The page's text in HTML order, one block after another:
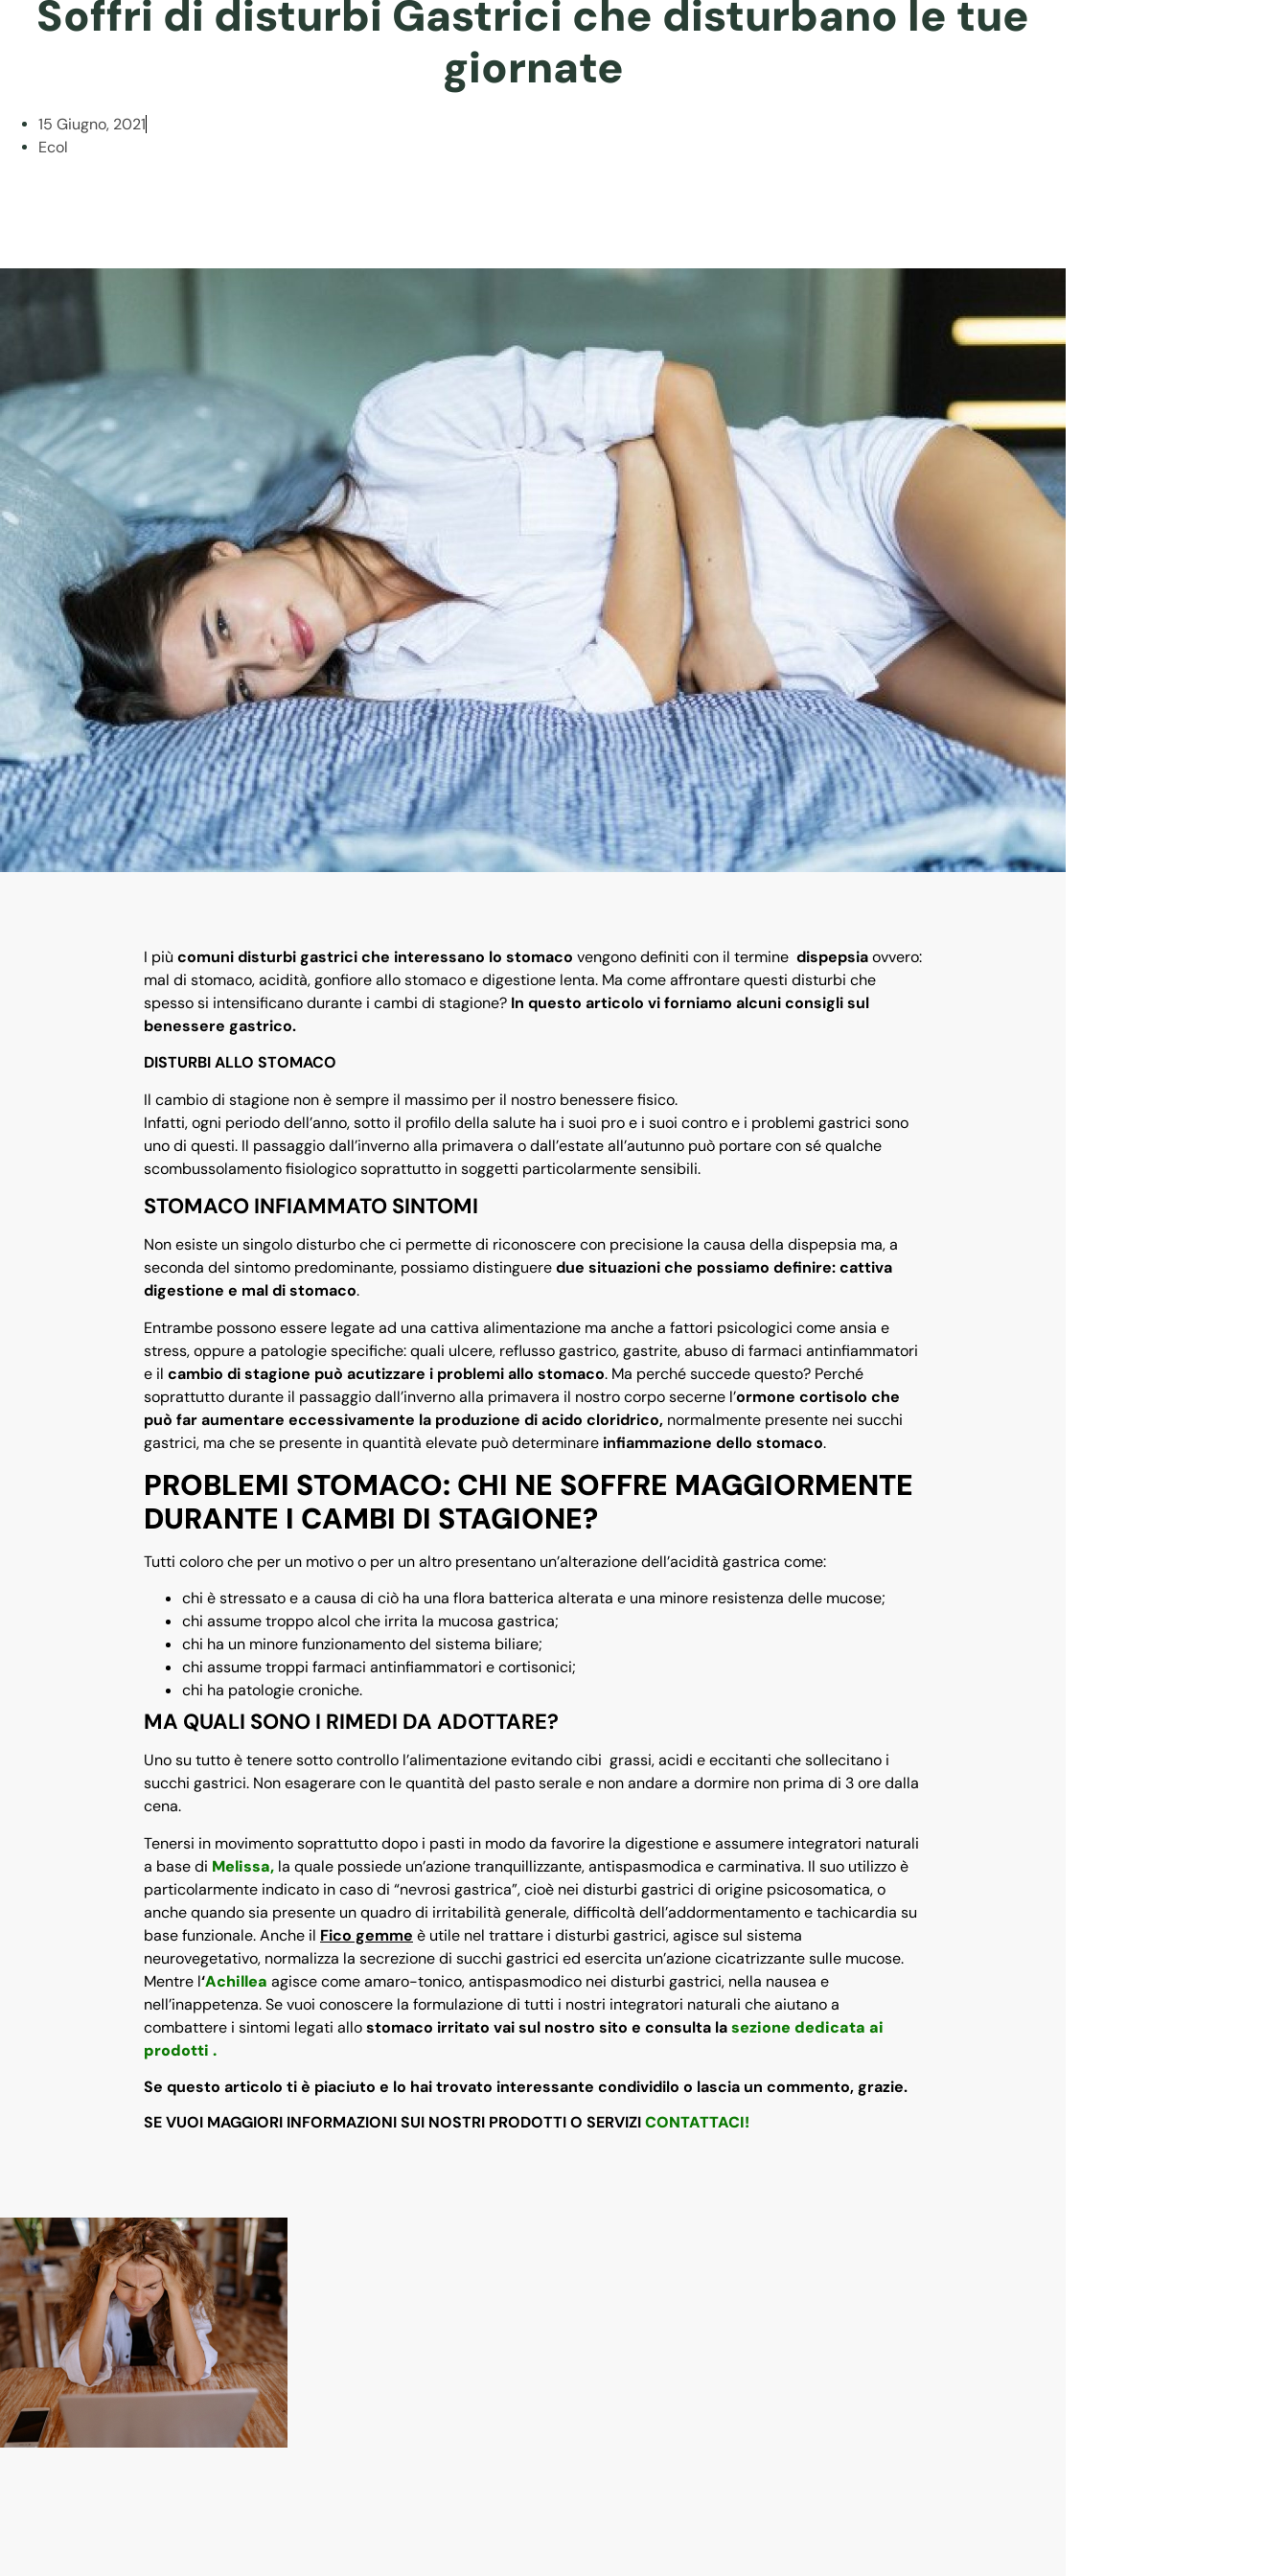
Soffri di disturbi Gastrici che disturbano le tue
giornate
15 Giugno, 2021
Ecol
I più comuni disturbi gastrici che interessano lo stomaco vengono definiti con il termine dispepsiaovvero:
mal di stomaco, acidità, gonfiore allo stomaco e digestione lenta. Ma come affrontare questi disturbi che
spesso si intensificano durante i cambi di stagione? In questo articolo vi forniamo alcuni consigli sul
benessere gastrico.
DISTURBI ALLO STOMACO
Il cambio di stagione non è sempre il massimo per il nostro benessere fisico.
Infatti, ogni periodo dell’anno, sotto il profilo della salute ha i suoi pro e i suoi contro e i problemi gastrici sono
uno di questi. Il passaggio dall’inverno alla primavera o dall’estate all’autunno può portare con sé qualche
scombussolamento fisiologico soprattutto in soggetti particolarmente sensibili.
STOMACO INFIAMMATO SINTOMI
Non esiste un singolo disturbo che ci permette di riconoscere con precisione la causa della dispepsia ma, a
seconda del sintomo predominante, possiamo distingueredue situazioni che possiamo definire: cattiva
digestione e mal di stomaco.
Entrambe possono essere legate ad una cattiva alimentazione ma anche a fattori psicologici come ansia e
stress, oppure a patologie specifiche: quali ulcere, reflusso gastrico, gastrite, abuso di farmaci antinfiammatori
e il cambio di stagione può acutizzare i problemi allo stomaco. Ma perché succede questo? Perché
soprattutto durante il passaggio dall’inverno alla primavera il nostro corpo secerne l’ormone cortisolo che
può far aumentare eccessivamente la produzione di acido cloridrico, normalmente presente nei succhi
gastrici, ma che se presente in quantità elevate può determinare infiammazione dello stomaco.
PROBLEMI STOMACO: CHI NE SOFFRE MAGGIORMENTE
DURANTE I CAMBI DI STAGIONE?
Tutti coloro che per un motivo o per un altro presentano un’alterazione dell’acidità gastrica come:
chi è stressato e a causa di ciò ha una flora batterica alterata e una minore resistenza delle mucose;
chi assume troppo alcol che irrita la mucosa gastrica;
chi ha un minore funzionamento del sistema biliare;
chi assume troppi farmaci antinfiammatori e cortisonici;
chi ha patologie croniche.
MA QUALI SONO I RIMEDI DA ADOTTARE?
Uno su tutto è tenere sotto controllo l’alimentazione evitando cibi grassi, acidi e eccitanti che sollecitano i
succhi gastrici. Non esagerare con le quantità del pasto serale e non andare a dormire non prima di 3 ore dalla
cena.
Tenersi in movimento soprattutto dopo i pasti in modo da favorire la digestione e assumere integratori naturali
a base di Melissa, la quale possiede un’azione tranquillizzante, antispasmodica e carminativa. Il suo utilizzo è
particolarmente indicato in caso di “nevrosi gastrica”, cioè nei disturbi gastrici di origine psicosomatica, o
anche quando sia presente un quadro di irritabilità generale, difficoltà dell’addormentamento e tachicardia su
base funzionale. Anche il Fico gemme è utile nel trattare i disturbi gastrici, agisce sul sistema
neurovegetativo, normalizza la secrezione di succhi gastrici ed esercita un’azione cicatrizzante sulle mucose.
Mentre l‘Achillea agisce come amaro-tonico, antispasmodico nei disturbi gastrici, nella nausea e
nell’inappetenza. Se vuoi conoscere la formulazione di tutti i nostri integratori naturali che aiutano a
combattere i sintomi legati allostomaco irritato vai sul nostro sito e consulta lasezione dedicata ai
prodotti .
Se questo articolo ti è piaciuto e lo hai trovato interessante condividilo o lascia un commento, grazie.
SE VUOI MAGGIORI INFORMAZIONI SUI NOSTRI PRODOTTI O SERVIZICONTATTACI!